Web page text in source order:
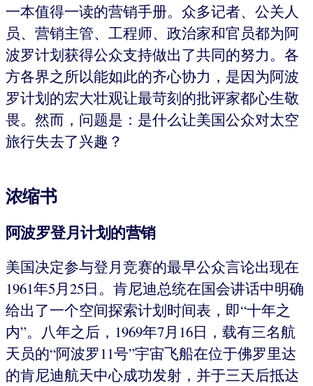
一本值得一读的营销手册。众多记者、公关人
员、营销主管、工程师、政治家和官员都为阿
波罗计划获得公众支持做出了共同的努力。各
方各界之所以能如此的齐心协力，是因为阿波
罗计划的宏大壮观让最苛刻的批评家都心生敬
畏。然而，问题是：是什么让美国公众对太空
旅行失去了兴趣？
浓缩书
阿波罗登月计划的营销
美国决定参与登月竞赛的最早公众言论出现在
1961年5月25日。肯尼迪总统在国会讲话中明确
给出了一个空间探索计划时间表，即“十年之
内”。八年之后，1969年7月16日，载有三名航
天员的“阿波罗11号”宇宙飞船在位于佛罗里达
的肯尼迪航天中心成功发射，并于三天后抵达